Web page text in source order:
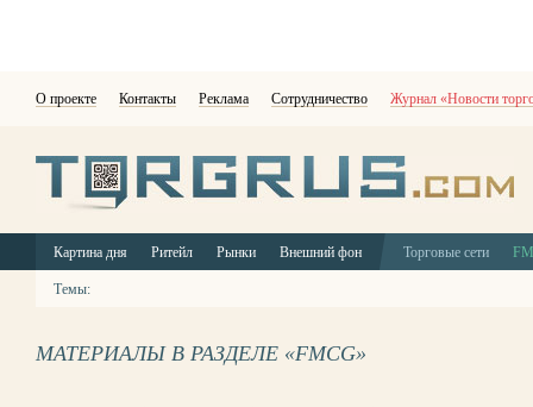
О проекте Контакты Реклама Сотрудничество Журнал «Новости
Картина дня Ритейл Рынки Внешний фон Торговые сети
Темы:
МАТЕРИАЛЫ В РАЗДЕЛЕ «FMCG»